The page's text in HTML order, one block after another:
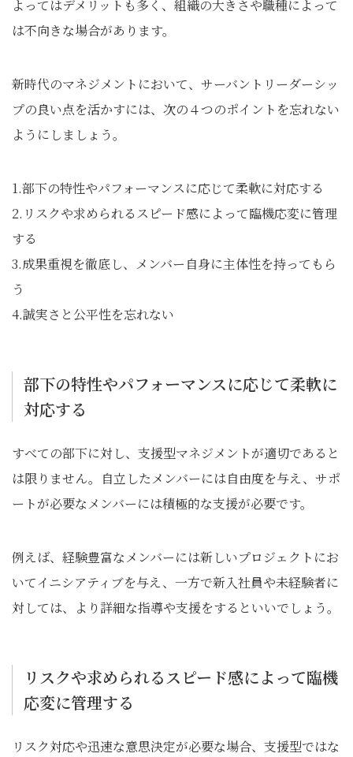
よってはデメリットも多く、組織の大きさや職種によって
は不向きな場合があります。
新時代のマネジメントにおいて、サーバントリーダーシッ
プの良い点を活かすには、次の４つのポイントを忘れない
ようにしましょう。
1.部下の特性やパフォーマンスに応じて柔軟に対応する
2.リスクや求められるスピード感によって臨機応変に管理
する
3.成果重視を徹底し、メンバー自身に主体性を持ってもら
う
4.誠実さと公平性を忘れない
部下の特性やパフォーマンスに応じて柔軟に
対応する
すべての部下に対し、支援型マネジメントが適切であると
は限りません。自立したメンバーには自由度を与え、サポ
ートが必要なメンバーには積極的な支援が必要です。
例えば、経験豊富なメンバーには新しいプロジェクトにお
いてイニシアティブを与え、一方で新入社員や未経験者に
対しては、より詳細な指導や支援をするといいでしょう。
リスクや求められるスピード感によって臨機
応変に管理する
リスク対応や迅速な意思決定が必要な場合、支援型ではな